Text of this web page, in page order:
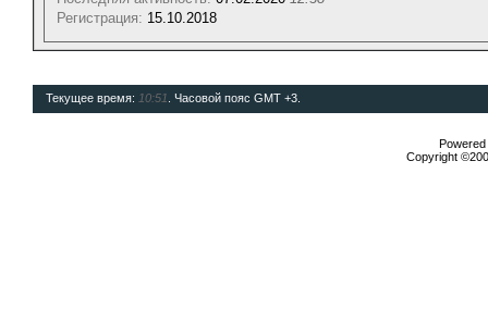
Регистрация: 15.10.2018
Текущее время: 10:51 . Часовой пояс GMT +3.
Copyright